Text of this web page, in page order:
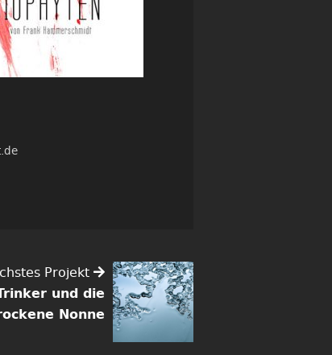
Projekt
und die
Nonne